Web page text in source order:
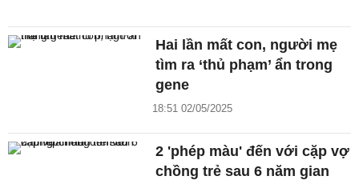
Hai lần mất con, người mẹ
tìm ra ‘thủ phạm’ ẩn trong
gene
18:51 02/05/2025
2 'phép màu' đến với cặp vợ
chồng trẻ sau 6 năm gian